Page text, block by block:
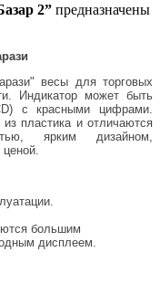
2” предназначены
весы для торговых
Индикатор может быть
с красными цифрами.
пластика и отличаются
ярким дизайном,
большим
дисплеем.